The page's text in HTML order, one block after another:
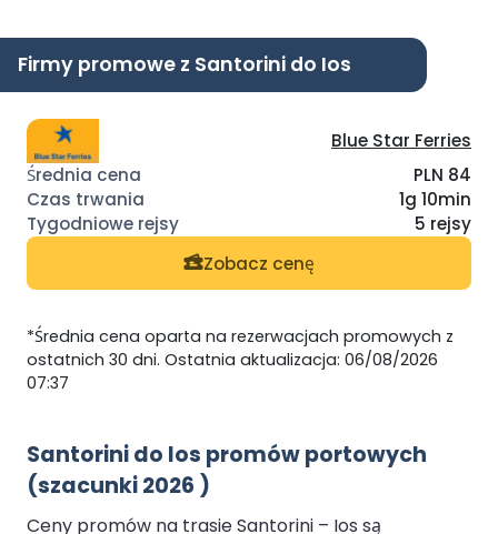
Firmy promowe z Santorini do Ios
Blue Star Ferries
PLN 84
1g 10min
5 rejsy
Zobacz cenę
*Średnia cena oparta na rezerwacjach promowych z
ostatnich 30 dni. Ostatnia aktualizacja: 06/08/2026
07:37
Santorini do Ios promów portowych
(szacunki 2026 )
Ceny promów na trasie Santorini – Ios są